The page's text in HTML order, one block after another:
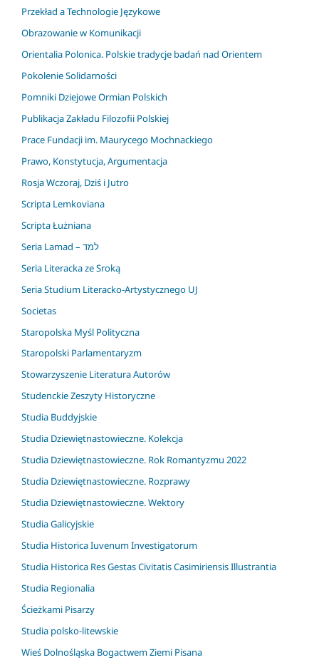
Przekład a Technologie Językowe
Obrazowanie w Komunikacji
Orientalia Polonica. Polskie tradycje badań nad Orientem
Pokolenie Solidarności
Pomniki Dziejowe Ormian Polskich
Publikacja Zakładu Filozofii Polskiej
Prace Fundacji im. Maurycego Mochnackiego
Prawo, Konstytucja, Argumentacja
Rosja Wczoraj, Dziś i Jutro
Scripta Lemkoviana
Scripta Łużniana
Seria Lamad – למד
Seria Literacka ze Sroką
Seria Studium Literacko-Artystycznego UJ
Societas
Staropolska Myśl Polityczna
Staropolski Parlamentaryzm
Stowarzyszenie Literatura Autorów
Studenckie Zeszyty Historyczne
Studia Buddyjskie
Studia Dziewiętnastowieczne. Kolekcja
Studia Dziewiętnastowieczne. Rok Romantyzmu 2022
Studia Dziewiętnastowieczne. Rozprawy
Studia Dziewiętnastowieczne. Wektory
Studia Galicyjskie
Studia Historica Iuvenum Investigatorum
Studia Historica Res Gestas Civitatis Casimiriensis Illustrantia
Studia Regionalia
Ścieżkami Pisarzy
Studia polsko-litewskie
Wieś Dolnośląska Bogactwem Ziemi Pisana